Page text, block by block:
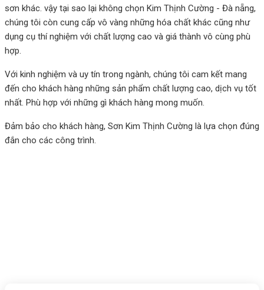
sơn khác. vậy tại sao lại không chọn Kim Thịnh Cường - Đà nẵng,
chúng tôi còn cung cấp vô vàng những hóa chất khác cũng như
dụng cụ thí nghiệm với chất lượng cao và giá thành vô cùng phù
hợp.
Với kinh nghiệm và uy tín trong ngành, chúng tôi cam kết mang
đến cho khách hàng những sản phẩm chất lượng cao, dịch vụ tốt
nhất. Phù hợp với những gì khách hàng mong muốn.
Đảm bảo cho khách hàng, Sơn Kim Thịnh Cường là lựa chọn đúng
đắn cho các công trình.